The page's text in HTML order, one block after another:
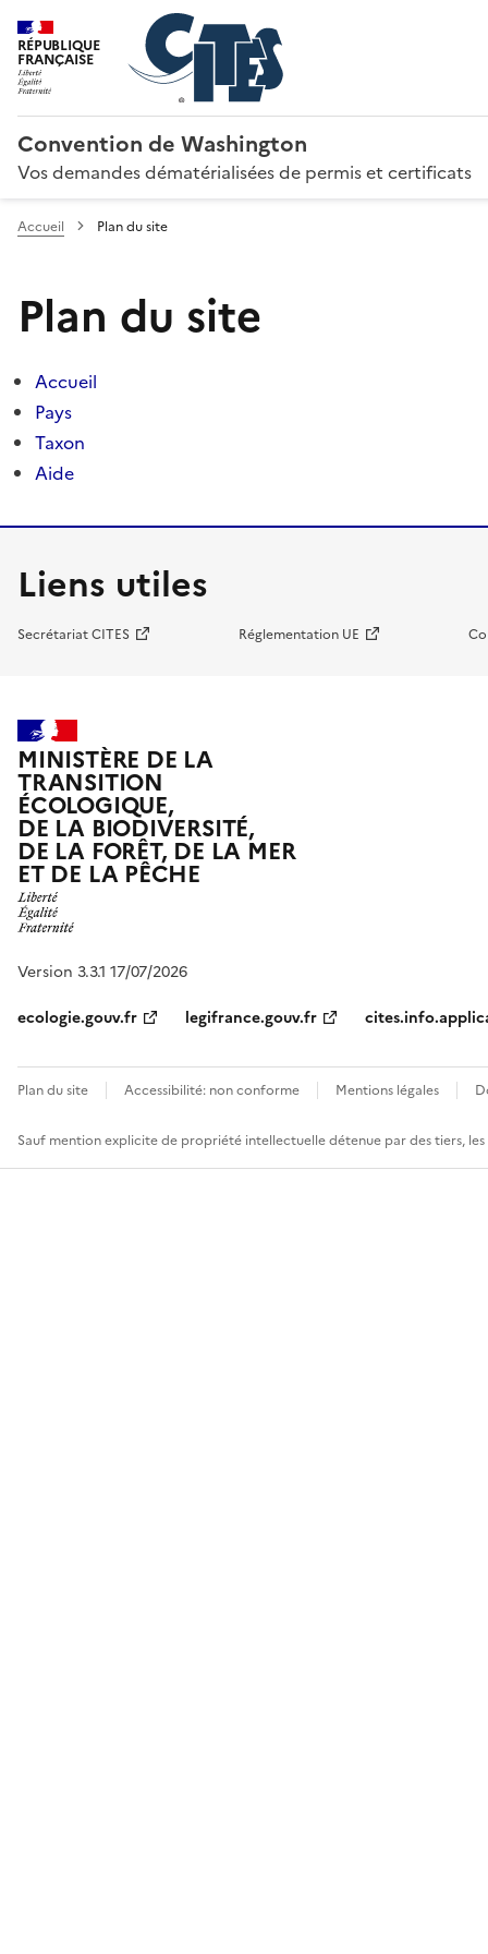
RÉPUBLIQUE
FRANÇAISE
Convention de Washington
Vos demandes dématérialisées de permis et certificats
Accueil Plan du site
Plan du site
Accueil
Pays
Taxon
Aide
Liens utiles
Secrétariat CITES Réglementation UE
MINISTÈRE DE LA
TRANSITION
ÉCOLOGIQUE,
DE LA BIODIVERSITÉ,
DE LA FORÊT, DE LA MER
ET DE LA PÊCHE
Version 3.3.1 17/07/2026
ecologie.gouv.fr
legifrance.gouv.fr
Plan du site Accessibilité: non conforme Mentions légales
Sauf mention explicite de propriété intellectuelle détenue par des tiers,